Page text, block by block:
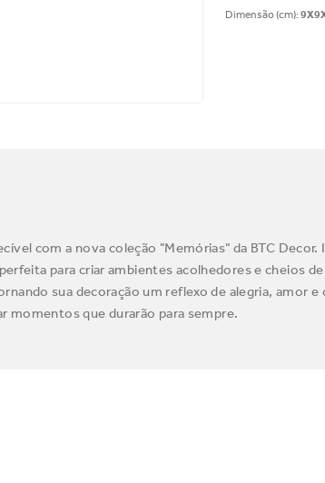
Dimensão (cm):
com a nova coleção "Memórias" da BTC
para criar ambientes acolhedores e cheios
sua decoração um reflexo de alegria, amor
momentos que durarão para sempre.